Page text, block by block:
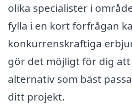
olika specialister i
fylla i en kort förfrågan
konkurrenskraftiga
gör det möjligt för dig att
alternativ som bäst
ditt projekt.